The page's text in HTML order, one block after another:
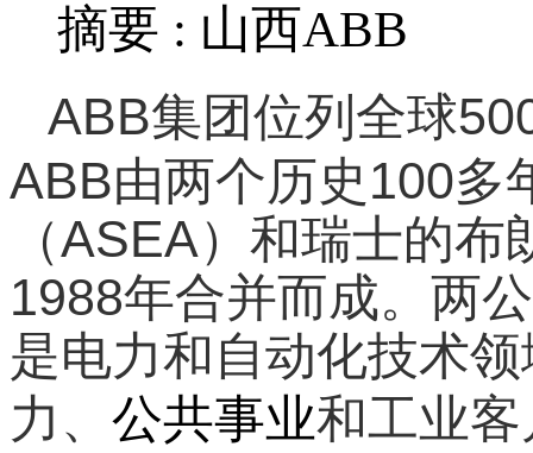
摘要 : 山西ABB
ABB集团位列全球
ABB由两个历史100多
（ASEA）和瑞士的
1988年合并而成。两
是电力和自动化技术
力、 公共事业和工业